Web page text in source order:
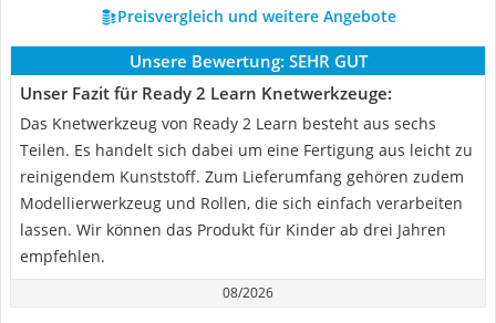
Preisvergleich und weitere Angebote
Unsere Bewertung: SEHR GUT
Unser Fazit für Ready 2 Learn Knetwerkzeuge:
Das Knetwerkzeug von Ready 2 Learn besteht aus sechs
Teilen. Es handelt sich dabei um eine Fertigung aus leicht zu
reinigendem Kunststoff. Zum Lieferumfang gehören zudem
Modellierwerkzeug und Rollen, die sich einfach verarbeiten
lassen. Wir können das Produkt für Kinder ab drei Jahren
empfehlen.
08/2026